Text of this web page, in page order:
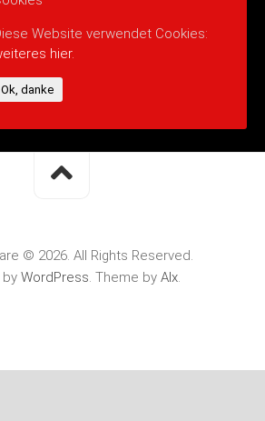
© 2026. All Rights Reserved.
by WordPress. Theme by Alx.
Website verwendet Cookies:
hier.
Ok, danke